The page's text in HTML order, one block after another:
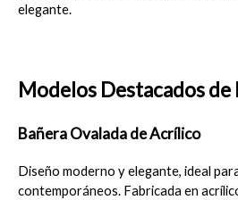
elegante.
Modelos Destacados de
Bañera Ovalada de Acrílico
Diseño moderno y elegante, ideal
contemporáneos. Fabricada en